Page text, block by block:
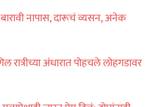
नापास, दारूचं व्यसन, अनेक
रात्रीच्या अंधारात पोहचले लोहगडावर